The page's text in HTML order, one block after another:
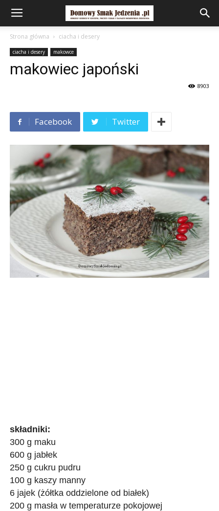
Strona główna ciacha i desery
ciacha i desery makowce
makowiec japoński
8903
Facebook Twitter
składniki:
300 g maku
600 g jabłek
250 g cukru pudru
100 g kaszy manny
6 jajek (żółtka oddzielone od białek)
200 g masła w temperaturze pokojowej